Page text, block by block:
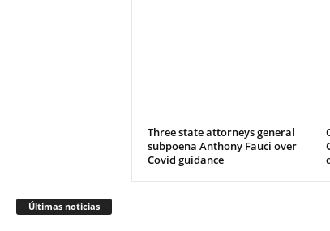
Three state attorneys general
subpoena Anthony Fauci over
Covid guidance
Últimas noticias